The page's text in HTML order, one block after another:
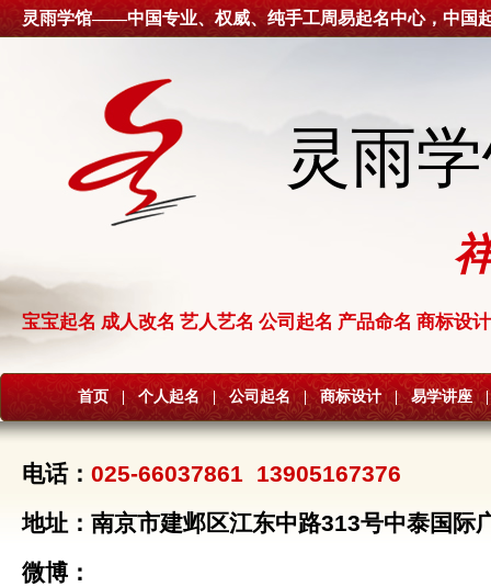
灵雨学馆——中国专业、权威、纯手工周易起名中心，中国
灵雨
宝宝起名 成人改名 艺人艺名 公司起名 产品命名 商标设计
首页 | 个人起名 | 公司起名 | 商标设计 | 易学讲座 |
电话： 025-66037861 13905167376
地址：南京市建邺区江东中路313号中泰国际
微博：